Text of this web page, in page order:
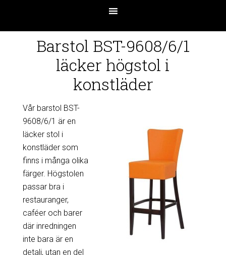
Barstol BST-9608/6/1
läcker högstol i
konstläder
Vår barstol BST-
9608/6/1 är en
läcker stol i
konstläder som
finns i många olika
färger. Högstolen
passar bra i
restauranger,
caféer och barer
där inredningen
inte bara är en
detalj, utan en del